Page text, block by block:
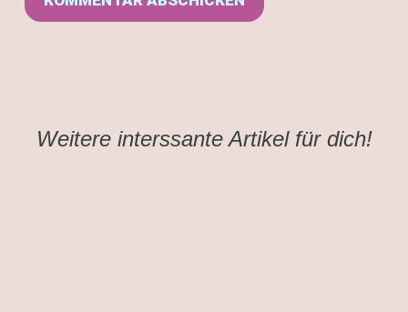
Weitere interssante Artikel für dich!